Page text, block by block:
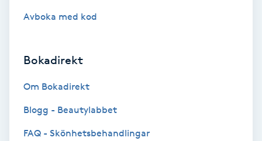
Föning
Gel naglar
Gellack
Avboka med kod
Bokadirekt
Om Bokadirekt
Blogg - Beautylabbet
FAQ - Skönhetsbehandlingar